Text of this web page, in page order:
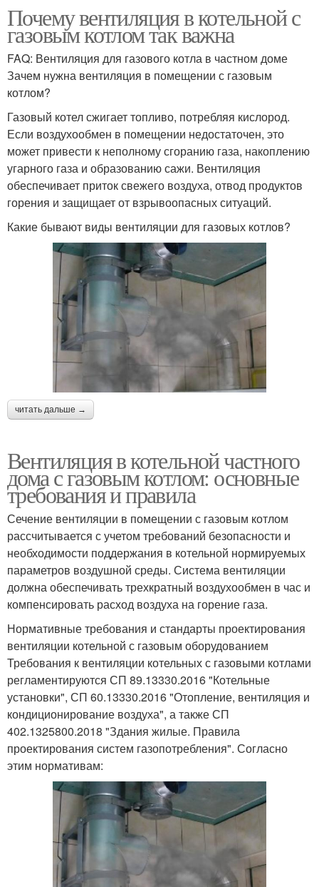
Почему вентиляция в котельной с
газовым котлом так важна
FAQ: Вентиляция для газового котла в частном доме
Зачем нужна вентиляция в помещении с газовым
котлом?
Газовый котел сжигает топливо, потребляя кислород.
Если воздухообмен в помещении недостаточен, это
может привести к неполному сгоранию газа, накоплению
угарного газа и образованию сажи. Вентиляция
обеспечивает приток свежего воздуха, отвод продуктов
горения и защищает от взрывоопасных ситуаций.
Какие бывают виды вентиляции для газовых котлов?
читать дальше →
Вентиляция в котельной частного
дома с газовым котлом: основные
требования и правила
Сечение вентиляции в помещении с газовым котлом
рассчитывается с учетом требований безопасности и
необходимости поддержания в котельной нормируемых
параметров воздушной среды. Система вентиляции
должна обеспечивать трехкратный воздухообмен в час и
компенсировать расход воздуха на горение газа.
Нормативные требования и стандарты проектирования
вентиляции котельной с газовым оборудованием
Требования к вентиляции котельных с газовыми котлами
регламентируются СП 89.13330.2016 "Котельные
установки", СП 60.13330.2016 "Отопление, вентиляция и
кондиционирование воздуха", а также СП
402.1325800.2018 "Здания жилые. Правила
проектирования систем газопотребления". Согласно
этим нормативам: